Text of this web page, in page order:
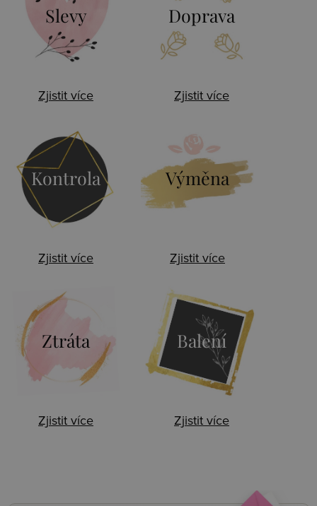
Slevy
Zjistit více
Doprava
Zjistit více
Kontrola
Zjistit více
Výměna
Zjistit více
Ztráta
Zjistit více
Balení
Zjistit více